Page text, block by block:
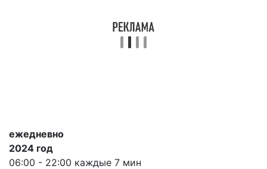
ежедневно
2024 год
06:00 - 22:00 каждые 7 мин